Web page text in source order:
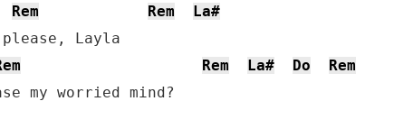
Rem Rem
La#
Rem La# Do
Rem
my worried mind?